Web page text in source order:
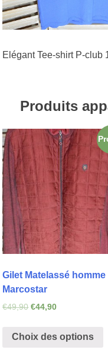
Elégant Tee-shirt P-club
Produits
Gilet Matelassé homme
Marcostar
€49,90 €44,90
Choix des options